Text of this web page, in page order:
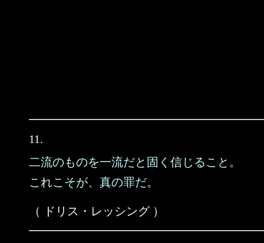
11.
二流のものを一流だと固く信じること。
これこそが、真の罪だ。
（ ドリス・レッシング ）